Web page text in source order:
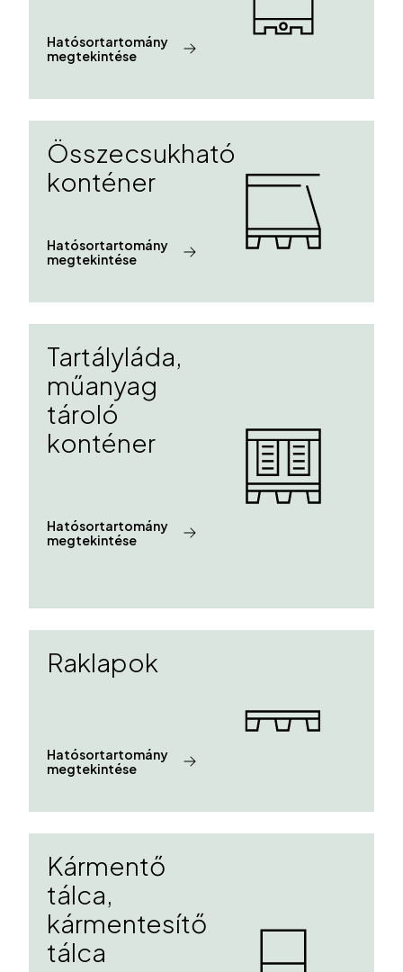
Hatósortartomány
megtekintése
Összecsukható
konténer
Hatósortartomány
megtekintése
Tartályláda,
műanyag
tároló
konténer
Hatósortartomány
megtekintése
Raklapok
Hatósortartomány
megtekintése
Kármentő
tálca,
kármentesítő
tálca